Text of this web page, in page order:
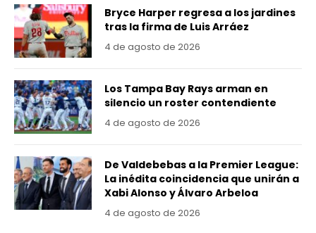
Bryce Harper regresa a los jardines
tras la firma de Luis Arráez
4 de agosto de 2026
Los Tampa Bay Rays arman en
silencio un roster contendiente
4 de agosto de 2026
De Valdebebas a la Premier League:
La inédita coincidencia que unirán a
Xabi Alonso y Álvaro Arbeloa
4 de agosto de 2026